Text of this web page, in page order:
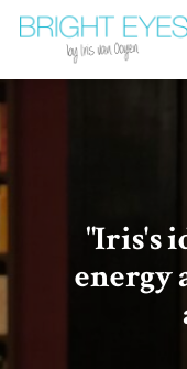
"Iris's
energy